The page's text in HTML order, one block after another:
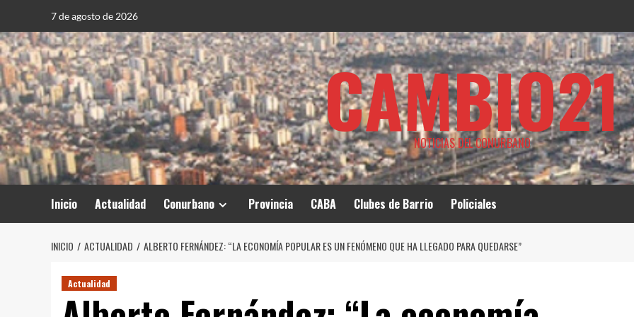
contenido
7 de agosto de 2026
CAMBIO21
NOTICIAS DEL CONURBANO
Inicio Actualidad Conurbano Provincia CABA Clubes de Barrio Policiales
INICIO ACTUALIDAD ALBERTO FERNÁNDEZ: “LA ECONOMÍA POPULAR ES UN FENÓMENO QUE HA LLEGADO PARA QUEDARSE”
Actualidad